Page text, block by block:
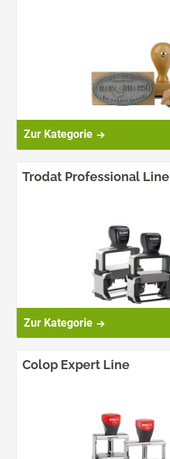
Zur Kategorie
Trodat Professional Line
Zur Kategorie
Colop Expert Line